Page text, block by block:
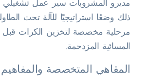
مديرو المشروبات سير عمل
ذلك وضعًا استراتيجيًا للآلة تحت
مرحلية مخصصة لتخزين الكرات قبل
المسائية المزدحمة.
المقاهي المتخصصة